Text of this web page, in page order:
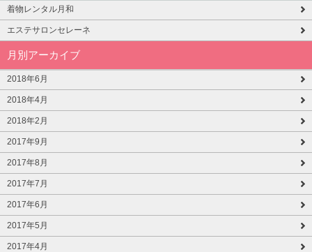
着物レンタル月和
エステサロンセレーネ
月別アーカイブ
2018年6月
2018年4月
2018年2月
2017年9月
2017年8月
2017年7月
2017年6月
2017年5月
2017年4月